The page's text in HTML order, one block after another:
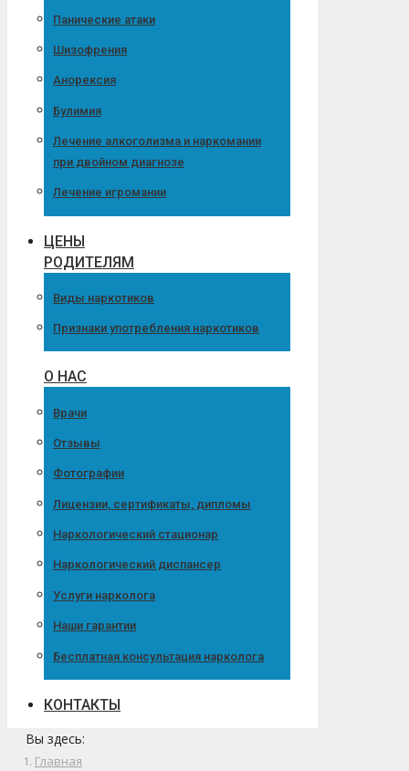
Панические атаки
Шизофрения
Анорексия
Булимия
Лечение алкоголизма и наркомании
при двойном диагнозе
Лечение игромании
ЦЕНЫ
РОДИТЕЛЯМ
Виды наркотиков
Признаки употребления наркотиков
О НАС
Врачи
Отзывы
Фотографии
Лицензии, сертификаты, дипломы
Наркологический стационар
Наркологический диспансер
Услуги нарколога
Наши гарантии
Бесплатная консультация нарколога
КОНТАКТЫ
Вы здесь:
Главная